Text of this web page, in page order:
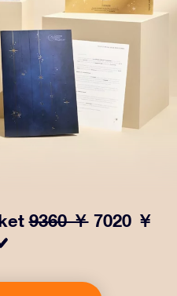
9360 ￥ 7020 ￥
enthält einen